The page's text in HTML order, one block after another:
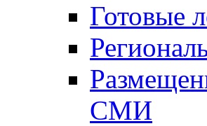
Готовые
СМИ